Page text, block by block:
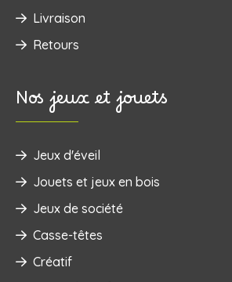
Livraison
Retours
Nos jeux et jouets
Jeux d'éveil
‌Jouets et jeux en bois
Jeux de société
Casse-têtes
Créatif